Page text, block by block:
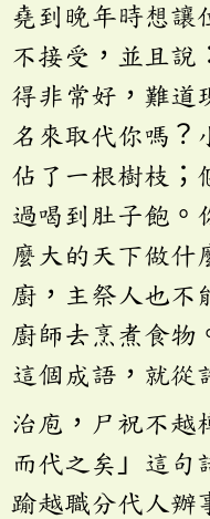
堯到晚年時想讓
不接受，並且說
得非常好，難道
名來取代你嗎？
佔了一根樹枝；
過喝到肚子飽。
麼大的天下做什
廚，主祭人也不
廚師去烹煮食物
這個成語，就從
治庖，尸祝不
而代之矣」這句
踰越職分代人辦